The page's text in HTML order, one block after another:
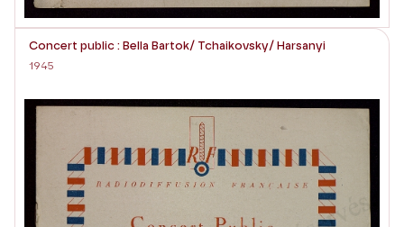
Concert public : Bella Bartok/ Tchaikovsky/ Harsanyi
1945